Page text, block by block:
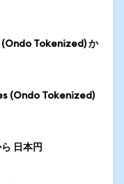
(Ondo Tokenized) か
(Ondo Tokenized)
日本円